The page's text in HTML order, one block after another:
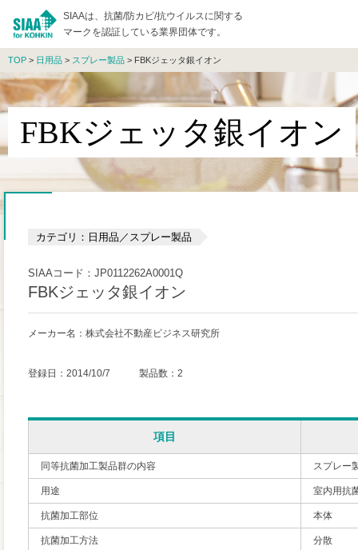
SIAAは、抗菌/防カビ/抗ウイルスに関する
マークを認証している業界団体です。
TOP > 日用品 > スプレー製品 > FBKジェッタ銀イオン
FBKジェッタ銀イオン
カテゴリ：日用品／スプレー製品
SIAAコード：JP0112262A0001Q
FBKジェッタ銀イオン
メーカー名：株式会社不動産ビジネス研究所
登録日：2014/10/7 製品数：2
項目
同等抗菌加工製品群の内容 スプレー
用途 室内用抗
抗菌加工部位 本体
抗菌加工方法 分散